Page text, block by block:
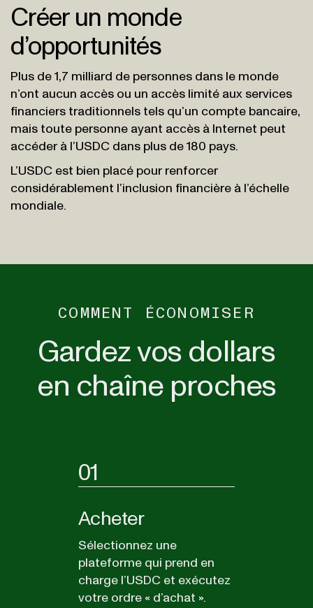
Créer un monde
d’opportunités
Plus de 1,7 milliard de personnes dans le monde
n’ont aucun accès ou un accès limité aux services
financiers traditionnels tels qu’un compte bancaire,
mais toute personne ayant accès à Internet peut
accéder à l’USDC dans plus de 180 pays.
L’USDC est bien placé pour renforcer
considérablement l’inclusion financière à l’échelle
mondiale.
COMMENT ÉCONOMISER
Gardez vos dollars
en chaîne proches
01
Acheter
Sélectionnez une
plateforme qui prend en
charge l’USDC et exécutez
votre ordre « d’achat ».